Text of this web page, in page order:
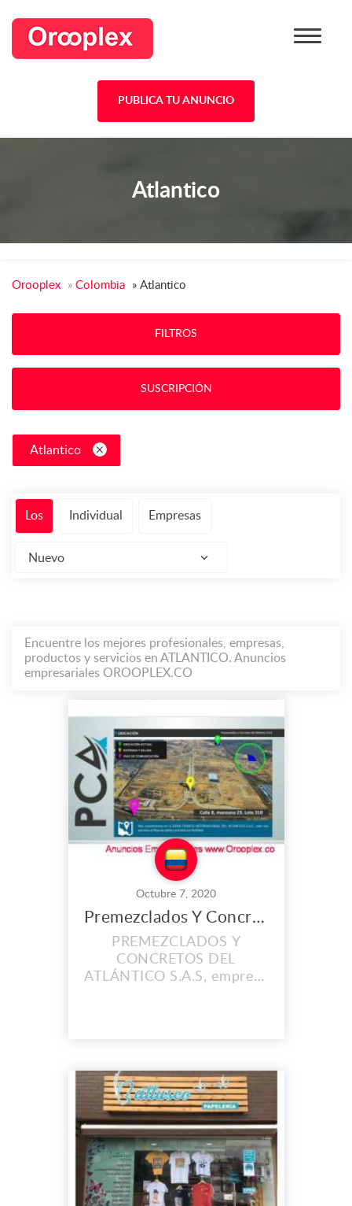
PUBLICA TU ANUNCIO
Atlantico
Orooplex » Colombia » Atlantico
FILTROS
SUSCRIPCIÓN
Atlantico
Los Individual Empresas
Nuevo
Encuentre los mejores profesionales, empresas,
productos y servicios en ATLANTICO. Anuncios
empresariales OROOPLEX.CO
Octubre 7, 2020
Premezclados Y Concretos del Atlántico S.A.S
PREMEZCLADOS Y
CONCRETOS DEL
ATLÁNTICO S.A.S, empresa
premezclados contando
con tecnología de punta, y
un equipo altamente
calificado comprometido en
brindar calidad, excelencia,
ef...